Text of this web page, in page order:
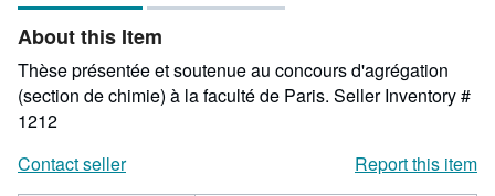
About this Item
Thèse présentée et soutenue au concours d'agrégation
(section de chimie) à la faculté de Paris. Seller Inventory #
1212
Contact seller
Report this item